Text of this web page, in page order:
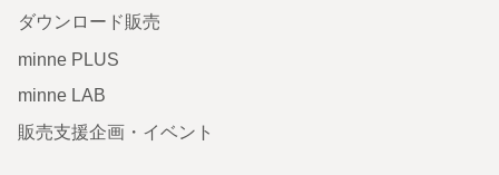
ダウンロード販売
minne PLUS
minne LAB
販売支援企画・イベント